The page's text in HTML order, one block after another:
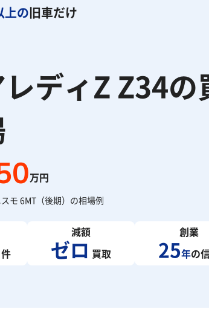
上の旧車だけ
ディZ Z34の
万円
モ 6MT（後期）の相場例
件
減額
ゼロ 買取
創業
25年の